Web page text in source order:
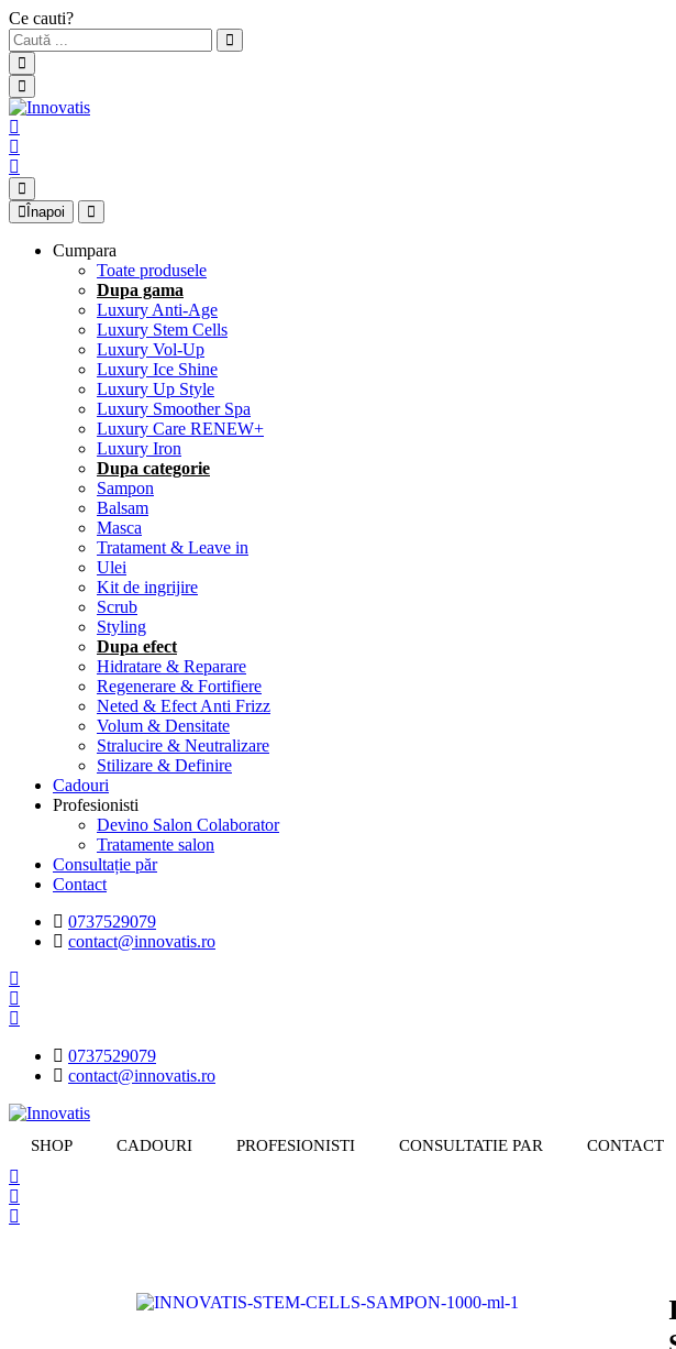
Ce cauti?
Înapoi
Cumpara
Toate produsele
Dupa gama
Luxury Anti-Age
Luxury Stem Cells
Luxury Vol-Up
Luxury Ice Shine
Luxury Up Style
Luxury Smoother Spa
Luxury Care RENEW+
Luxury Iron
Dupa categorie
Sampon
Balsam
Masca
Tratament & Leave in
Ulei
Kit de ingrijire
Scrub
Styling
Dupa efect
Hidratare & Reparare
Regenerare & Fortifiere
Neted & Efect Anti Frizz
Volum & Densitate
Stralucire & Neutralizare
Stilizare & Definire
Cadouri
Profesionisti
Devino Salon Colaborator
Tratamente salon
Consultație păr
Contact
0737529079
contact@innovatis.ro
0737529079
contact@innovatis.ro
SHOP CADOURI PROFESIONISTI CONSULTATIE PAR CONTACT